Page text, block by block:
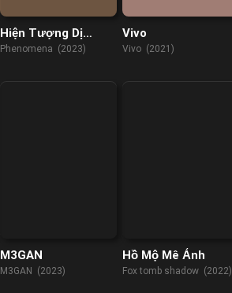
Hiện Tượng Dị
Thường
Phenomena (2023)
Vivo
Vivo (2021)
M3GAN
M3GAN (2023)
Hồ Mộ Mê Ảnh
Fox tomb shadow (2022)